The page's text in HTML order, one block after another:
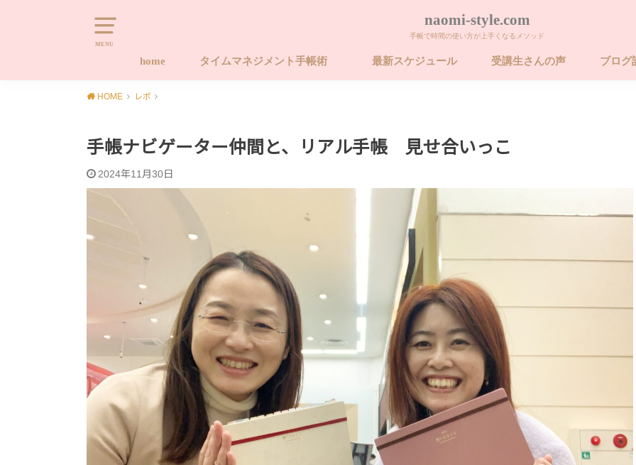
MENU
naomi-style.com
手帳で時間の使い方が上手くなるメソッド
home タイムマネジメント手帳術 最新スケジュール 受講生さんの声 ブログ
HOME レポ
手帳ナビゲーター仲間と、リアル手帳 見せ合いっこ
2024年11月30日